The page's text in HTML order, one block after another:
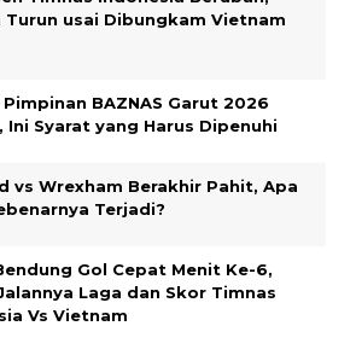
Turun usai Dibungkam Vietnam
Pimpinan BAZNAS Garut 2026
Ini Syarat yang Harus Dipenuhi
vs Wrexham Berakhir Pahit, Apa
Terjadi?
Gol Cepat Menit Ke-6,
Laga dan Skor Timnas
Vs Vietnam